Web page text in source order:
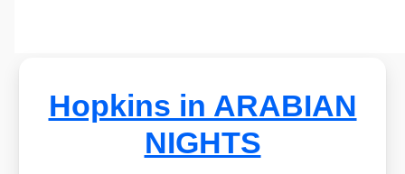
Hopkins in ARABIAN
NIGHTS